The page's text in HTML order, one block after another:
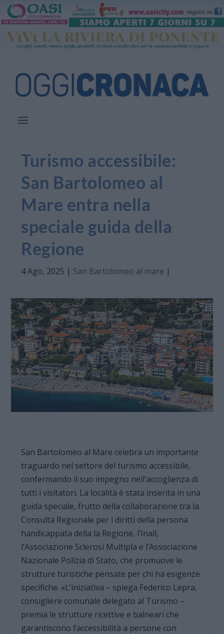
Turismo accessibile:
San Bartolomeo al
Mare entra nella
speciale guida della
Regione
4 Ago, 2025 | San Bartolomeo al mare |
San Bartolomeo al Mare celebra un importante
traguardo nel settore del turismo accessibile,
confermando il suo impegno nell’accoglienza di
tutti i visitatori. La località è stata inserita in una
guida speciale, frutto della collaborazione tra la
Consulta Regionale per i diritti della persona
handicappata della la Regione, l’Inail,
l’Associazione Sclerosi Multipla e l’Associazione
Nazionale Polizia di Stato, che promuove le
strutture turistiche pensate per chi ha esigenze
specifiche. «L’iniziativa – spiega Federico Lepra,
consigliere comunale delegato al Turismo –
premia le strutture ricettive e balneari che
garantiscono l’accessibilità a persone con